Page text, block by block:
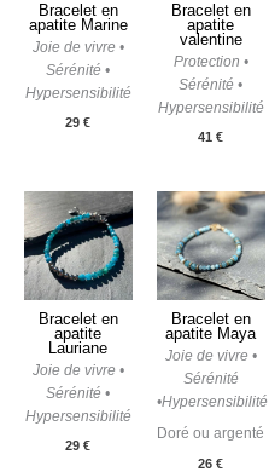
Bracelet en
apatite Marine
Joie de vivre •
Sérénité •
Hypersensibilité
29€
Bracelet en
apatite
valentine
Protection •
Sérénité •
Hypersensibilité
41€
Bracelet en
apatite
Lauriane
Joie de vivre •
Sérénité •
Hypersensibilité
29€
Bracelet en
apatite Maya
Joie de vivre •
Sérénité
•Hypersensibilité
Doré ou argenté
26€